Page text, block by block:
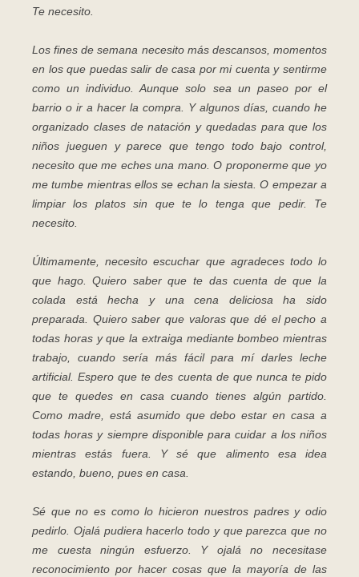
Te necesito.
Los fines de semana necesito más descansos, momentos
en los que puedas salir de casa por mi cuenta y sentirme
como un individuo. Aunque solo sea un paseo por el
barrio o ir a hacer la compra. Y algunos días, cuando he
organizado clases de natación y quedadas para que los
niños jueguen y parece que tengo todo bajo control,
necesito que me eches una mano. O proponerme que yo
me tumbe mientras ellos se echan la siesta. O empezar a
limpiar los platos sin que te lo tenga que pedir. Te
necesito.
Últimamente, necesito escuchar que agradeces todo lo
que hago. Quiero saber que te das cuenta de que la
colada está hecha y una cena deliciosa ha sido
preparada. Quiero saber que valoras que dé el pecho a
todas horas y que la extraiga mediante bombeo mientras
trabajo, cuando sería más fácil para mí darles leche
artificial. Espero que te des cuenta de que nunca te pido
que te quedes en casa cuando tienes algún partido.
Como madre, está asumido que debo estar en casa a
todas horas y siempre disponible para cuidar a los niños
mientras estás fuera. Y sé que alimento esa idea
estando, bueno, pues en casa.
Sé que no es como lo hicieron nuestros padres y odio
pedirlo. Ojalá pudiera hacerlo todo y que parezca que no
me cuesta ningún esfuerzo. Y ojalá no necesitase
reconocimiento por hacer cosas que la mayoría de las